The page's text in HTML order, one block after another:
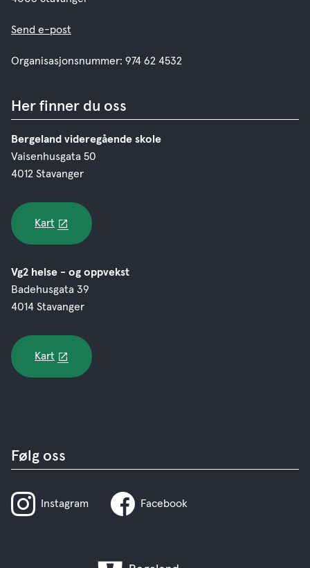
Send e-post
Organisasjonsnummer: 974 62 4532
Her finner du oss
Bergeland videregående skole
Vaisenhusgata 50
4012 Stavanger
Kart
Vg2 helse - og oppvekst
Badehusgata 39
4014 Stavanger
Kart
Følg oss
Instagram Facebook